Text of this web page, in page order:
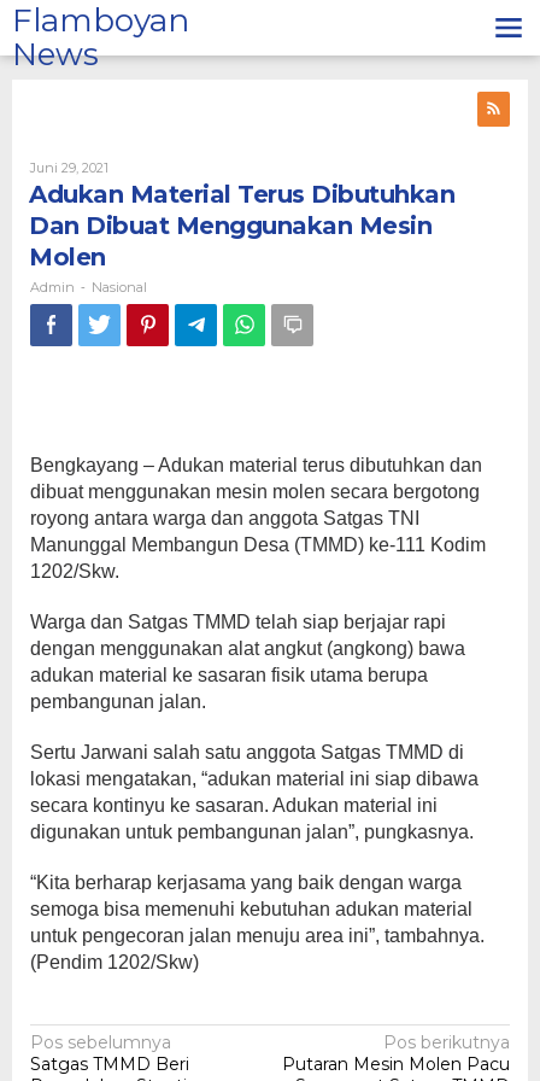
Lewati
ke
konten
Flamboyan
News
Juni 29, 2021
Admin
Adukan Material Terus Dibutuhkan
Dan Dibuat Menggunakan Mesin
Molen
Admin - Nasional
Bengkayang – Adukan material terus dibutuhkan dan
dibuat menggunakan mesin molen secara bergotong
royong antara warga dan anggota Satgas TNI
Manunggal Membangun Desa (TMMD) ke-111 Kodim
1202/Skw.
Warga dan Satgas TMMD telah siap berjajar rapi
dengan menggunakan alat angkut (angkong) bawa
adukan material ke sasaran fisik utama berupa
pembangunan jalan.
Sertu Jarwani salah satu anggota Satgas TMMD di
lokasi mengatakan, “adukan material ini siap dibawa
secara kontinyu ke sasaran. Adukan material ini
digunakan untuk pembangunan jalan”, pungkasnya.
“Kita berharap kerjasama yang baik dengan warga
semoga bisa memenuhi kebutuhan adukan material
untuk pengecoran jalan menuju area ini”, tambahnya.
(Pendim 1202/Skw)
Navigasi
Pos sebelumnya
Satgas TMMD Beri
Pos berikutnya
Putaran Mesin Molen Pacu